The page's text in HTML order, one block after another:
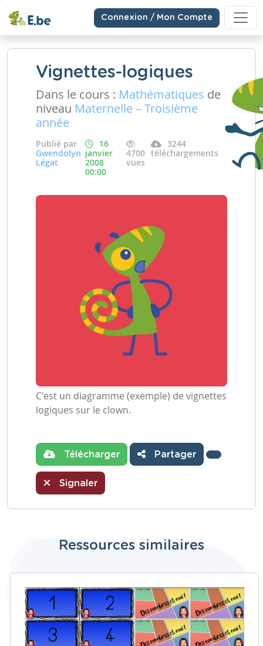
Connexion / Mon Compte
Vignettes-logiques
Dans le cours : Mathématiques de
niveau Maternelle – Troisième
année
Publié par
Gwendolyn
Légat
16
janvier
2008
00:00
4700
vues
3244
téléchargements
C'est un diagramme (exemple) de vignettes
logiques sur le clown.
Télécharger Partager
Signaler
Ressources similaires